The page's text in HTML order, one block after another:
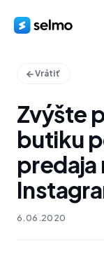
Vrátiť
Zvýšte
butiku
predaja
6.06.2020